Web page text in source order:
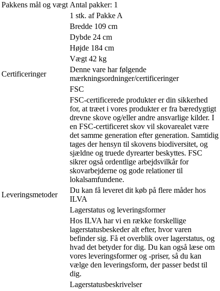
Pakkens mål og vægt Antal pakker: 1
1 stk. af Pakke A
Bredde 109 cm
Dybde 24 cm
Højde 184 cm
Vægt 42 kg
Certificeringer
Denne vare har følgende
mærkningsordninger/certificeringer
FSC
FSC-certificerede produkter er din sikkerhed
for, at træet i vores produkter er fra bæredygtigt
drevne skove og/eller andre ansvarlige kilder. I
en FSC-certificeret skov vil skovarealet være
det samme generation efter generation. Samtidig
tages der hensyn til skovens biodiversitet, og
sjældne og truede dyrearter beskyttes. FSC
sikrer også ordentlige arbejdsvilkår for
skovarbejderne og gode relationer til
lokalsamfundene.
Leveringsmetoder
Du kan få leveret dit køb på flere måder hos
ILVA
Lagerstatus og leveringsformer
Hos ILVA har vi en række forskellige
lagerstatusbeskeder alt efter, hvor varen
befinder sig. Få et overblik over lagerstatus, og
hvad det betyder for dig. Du kan også læse om
vores leveringsformer og -priser, så du kan
vælge den leveringsform, der passer bedst til
dig.
Lagerstatusbeskrivelser